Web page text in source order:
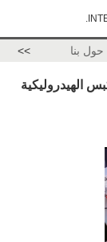
حول بنا >>
الهيدروليكية